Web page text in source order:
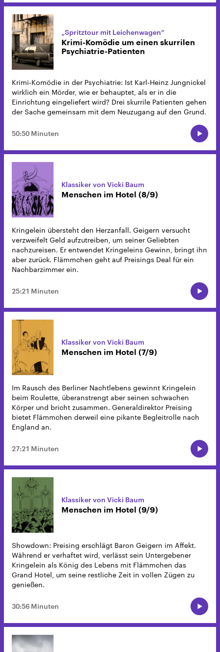
„Spritztour mit Leichenwagen“
Krimi-Komödie um einen skurrilen
Psychiatrie-Patienten
Krimi-Komödie in der Psychiatrie: Ist Karl-Heinz Jungnickel
wirklich ein Mörder, wie er behauptet, als er in die
Einrichtung eingeliefert wird? Drei skurrile Patienten gehen
der Sache gemeinsam mit dem Neuzugang auf den Grund.
50:50 Minuten
Klassiker von Vicki Baum
Menschen im Hotel (8/9)
Kringelein übersteht den Herzanfall. Geigern versucht
verzweifelt Geld aufzutreiben, um seiner Geliebten
nachzureisen. Er entwendet Kringeleins Gewinn, bringt ihn
aber zurück. Flämmchen geht auf Preisings Deal für ein
Nachbarzimmer ein.
25:21 Minuten
Klassiker von Vicki Baum
Menschen im Hotel (7/9)
Im Rausch des Berliner Nachtlebens gewinnt Kringelein
beim Roulette, überanstrengt aber seinen schwachen
Körper und bricht zusammen. Generaldirektor Preising
bietet Flämmchen derweil eine pikante Begleitrolle nach
England an.
27:21 Minuten
Klassiker von Vicki Baum
Menschen im Hotel (9/9)
Showdown: Preising erschlägt Baron Geigern im Affekt.
Während er verhaftet wird, verlässt sein Untergebener
Kringelein als König des Lebens mit Flämmchen das
Grand Hotel, um seine restliche Zeit in vollen Zügen zu
genießen.
30:56 Minuten